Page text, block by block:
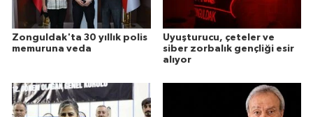
Zonguldak'ta 30 yıllık polis
memuruna veda
Uyuşturucu, çeteler ve
siber zorbalık gençliği esir
alıyor